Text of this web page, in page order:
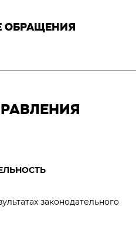
ОБРАЩЕНИЯ
законодательного